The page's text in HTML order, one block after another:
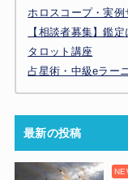
ホロスコープ・実
【相談者募集】鑑
タロット講座
占星術・中級eラー
最新の投稿